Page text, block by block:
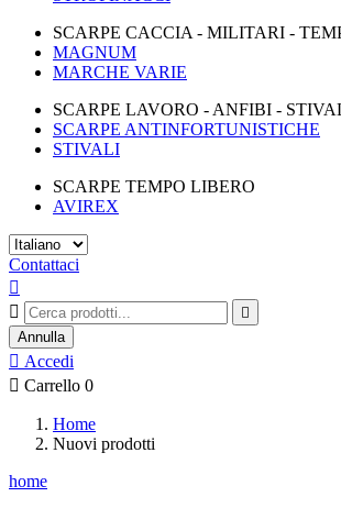
SCARPE CACCIA - MILITARI -
MAGNUM
MARCHE VARIE
SCARPE LAVORO - ANFIBI -
SCARPE ANTINFORTUNISTICHE
STIVALI
SCARPE TEMPO LIBERO
AVIREX
Contattaci



Annulla
 Accedi
 Carrello 0
Home
Nuovi prodotti
home